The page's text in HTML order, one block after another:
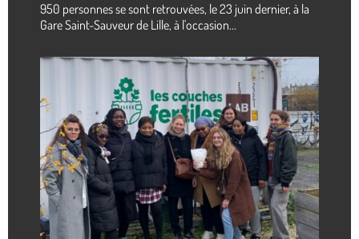
950 personnes se sont retrouvées, le 23 juin dernier, à la
Gare Saint-Sauveur de Lille, à l'occasion...